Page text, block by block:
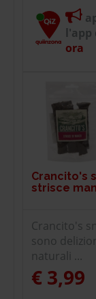
l'app
ora
Crancito's
strisce
Crancito's
sono
naturali ...
€ 3,99